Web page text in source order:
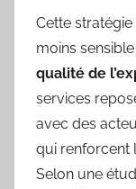
Cette
moins
qualité de
services
avec des
qui renforcent
Selon une